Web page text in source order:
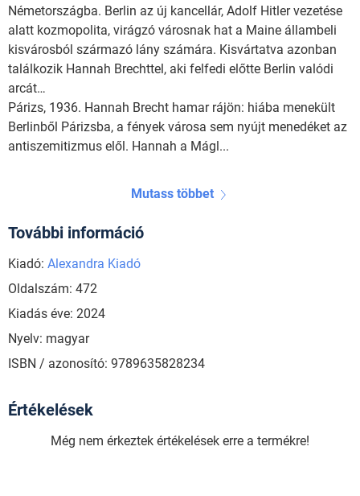
Németországba. Berlin az új kancellár, Adolf Hitler vezetése
alatt kozmopolita, virágzó városnak hat a Maine állambeli
kisvárosból származó lány számára. Kisvártatva azonban
találkozik Hannah Brechttel, aki felfedi előtte Berlin valódi
arcát…
Párizs, 1936. Hannah Brecht hamar rájön: hiába menekült
Berlinből Párizsba, a fények városa sem nyújt menedéket az
antiszemitizmus elől. Hannah a Mágl...
Mutass többet
További információ
Kiadó: Alexandra Kiadó
Oldalszám: 472
Kiadás éve: 2024
Nyelv: magyar
ISBN / azonosító: 9789635828234
Értékelések
Még nem érkeztek értékelések erre a termékre!